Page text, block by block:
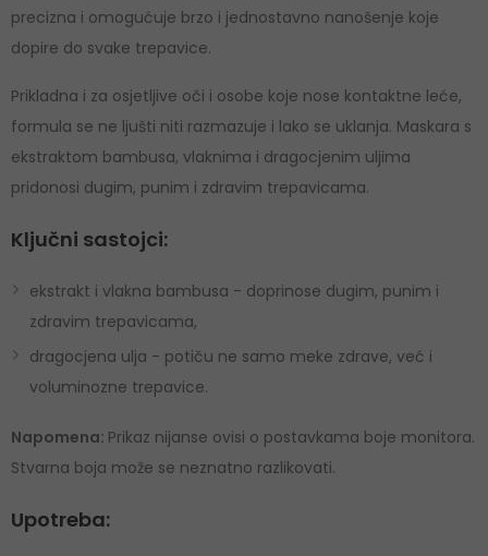
precizna i omogućuje brzo i jednostavno nanošenje koje
dopire do svake trepavice.
Prikladna i za osjetljive oči i osobe koje nose kontaktne leće,
formula se ne ljušti niti razmazuje i lako se uklanja. Maskara s
ekstraktom bambusa, vlaknima i dragocjenim uljima
pridonosi dugim, punim i zdravim trepavicama.
Ključni sastojci:
ekstrakt i vlakna bambusa - doprinose dugim, punim i
zdravim trepavicama,
dragocjena ulja - potiču ne samo meke zdrave, već i
voluminozne trepavice.
Napomena: Prikaz nijanse ovisi o postavkama boje monitora.
Stvarna boja može se neznatno razlikovati.
Upotreba: